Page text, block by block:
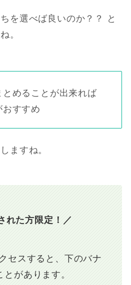
を選べば良いのか？？ と
。
めることが出来れば
おすすめ
ますね。
れた方限定！／
セスすると、下のバナ
があります。